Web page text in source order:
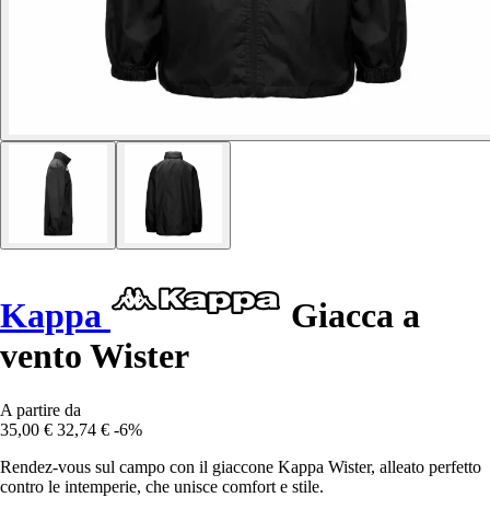
Kappa
Giacca a
vento Wister
A partire da
35,00 € 32,74 € -6%
Rendez-vous sul campo con il giaccone Kappa Wister, alleato perfetto
contro le intemperie, che unisce comfort e stile.